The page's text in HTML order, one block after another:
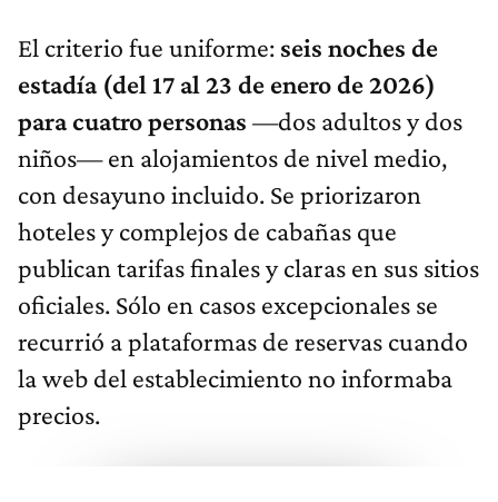
El criterio fue uniforme: seis noches de
estadía (del 17 al 23 de enero de 2026)
para cuatro personas —dos adultos y dos
niños— en alojamientos de nivel medio,
con desayuno incluido. Se priorizaron
hoteles y complejos de cabañas que
publican tarifas finales y claras en sus sitios
oficiales. Sólo en casos excepcionales se
recurrió a plataformas de reservas cuando
la web del establecimiento no informaba
precios.